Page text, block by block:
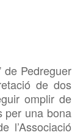
de Pedreguer
de dos
omplir de
per una bona
l’Associació